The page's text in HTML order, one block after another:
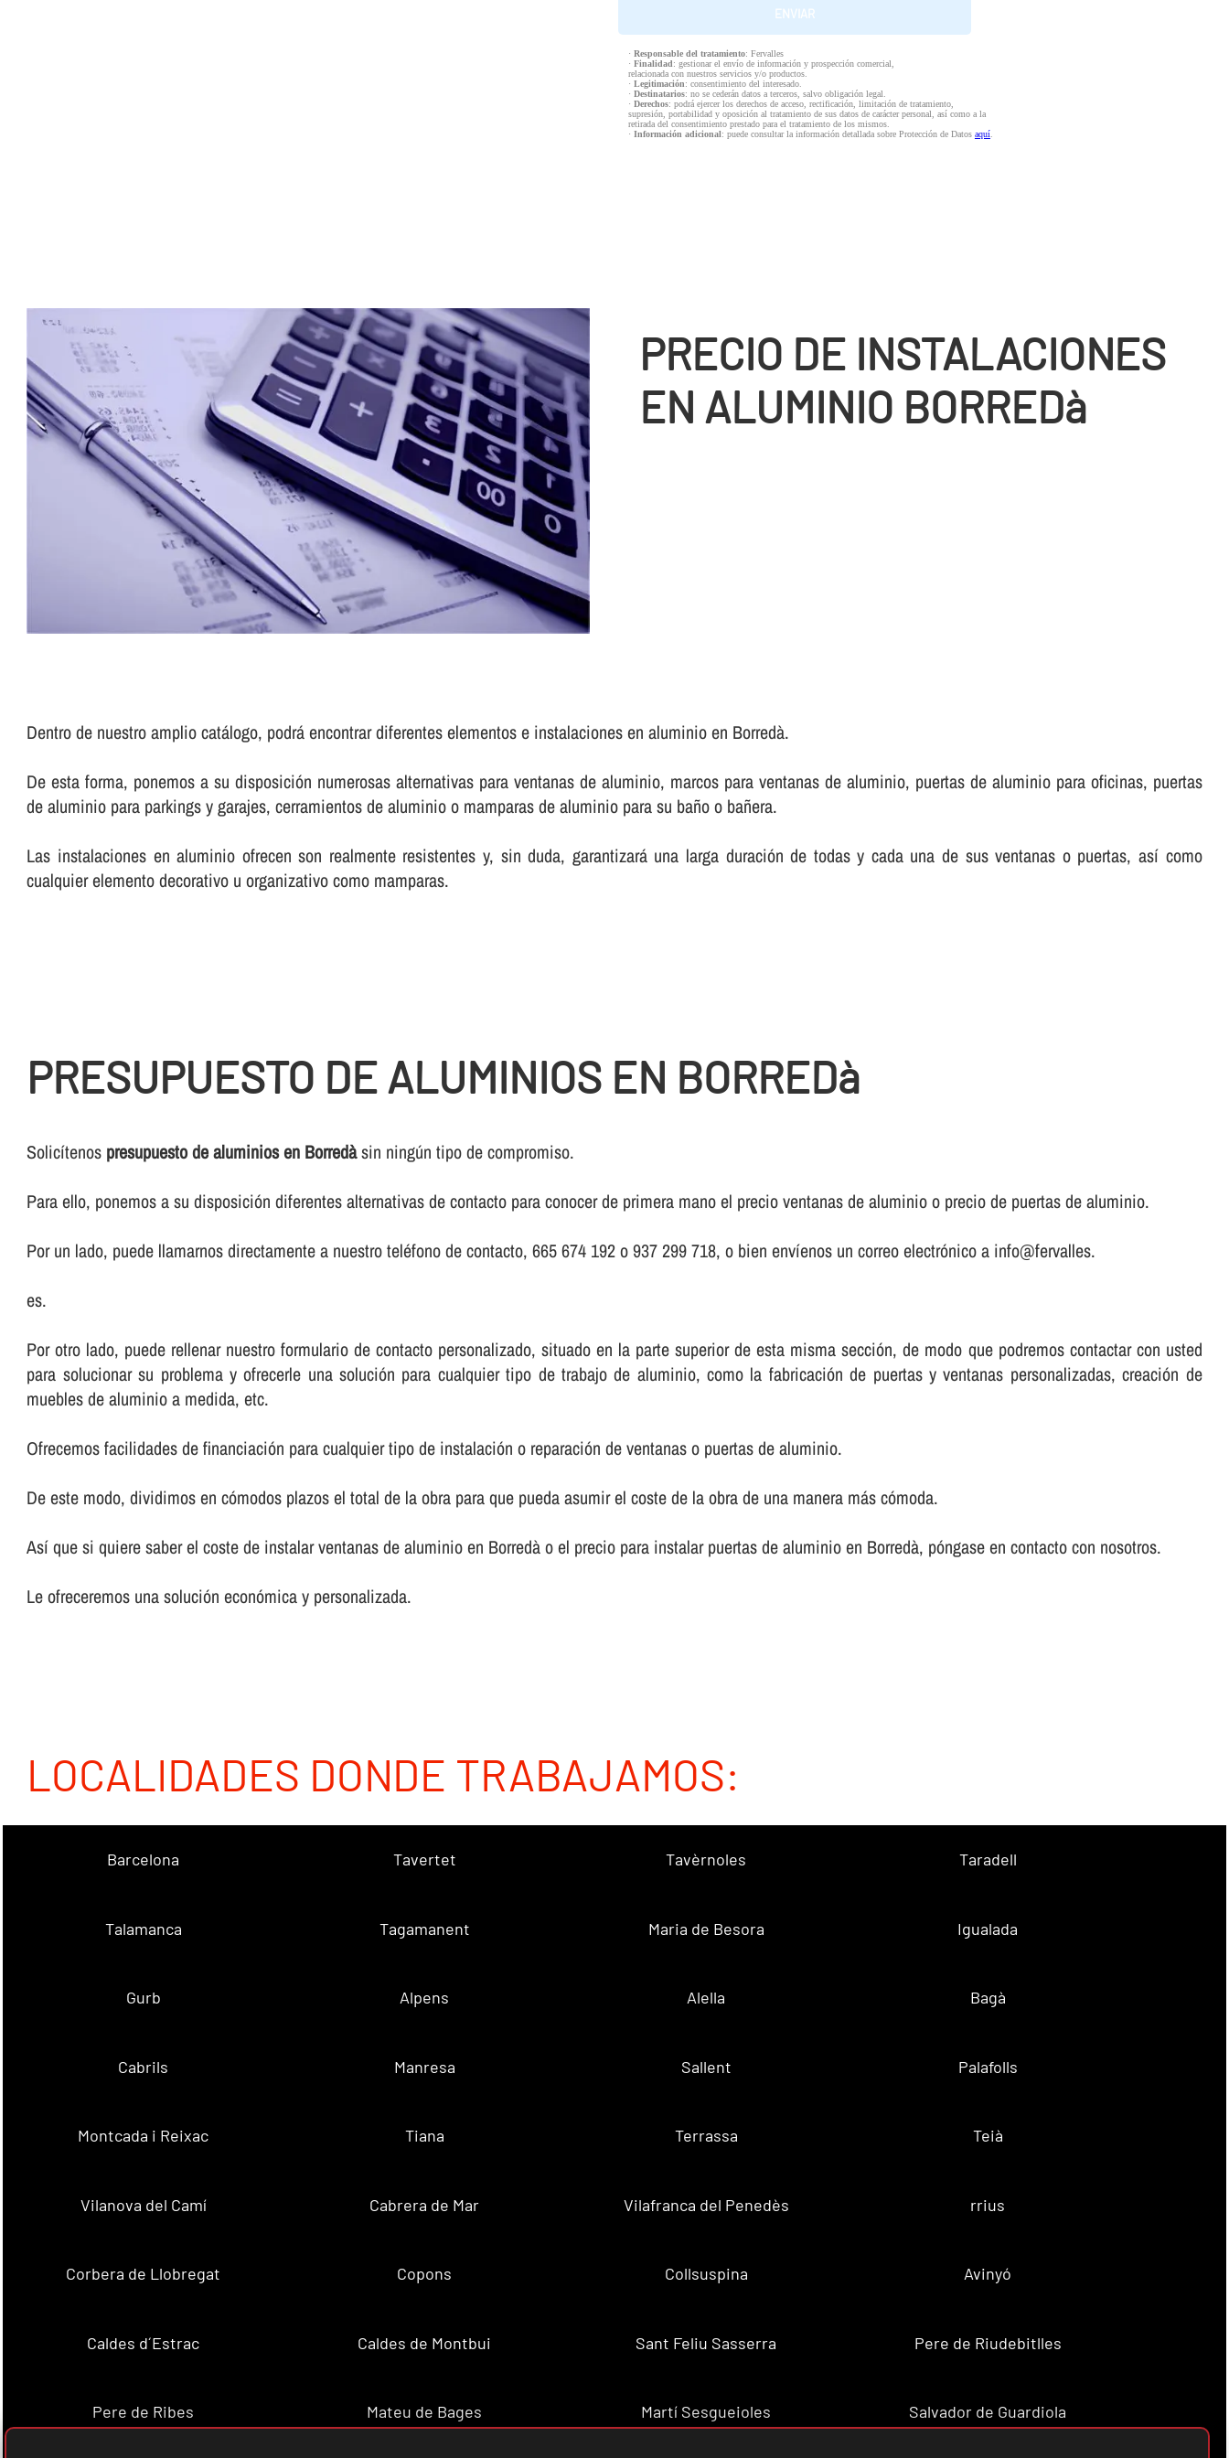
· Responsable del tratamiento: Fervalles
· Finalidad: gestionar el envío de información y prospección comercial,
relacionada con nuestros servicios y/o productos.
· Legitimación: consentimiento del interesado.
· Destinatarios: no se cederán datos a terceros, salvo obligación legal.
· Derechos: podrá ejercer los derechos de acceso, rectificación, limitación de tratamiento,
supresión, portabilidad y oposición al tratamiento de sus datos de carácter personal, así como a la
retirada del consentimiento prestado para el tratamiento de los mismos.
· Información adicional: puede consultar la información detallada sobre Protección de Datos aquí.
PRECIO DE INSTALACIONES
EN ALUMINIO BORREDà
Dentro de nuestro amplio catálogo, podrá encontrar diferentes elementos e instalaciones en aluminio en Borredà.
De esta forma, ponemos a su disposición numerosas alternativas para ventanas de aluminio, marcos para ventanas de aluminio, puertas de aluminio para oficinas, puertas
de aluminio para parkings y garajes, cerramientos de aluminio o mamparas de aluminio para su baño o bañera.
Las instalaciones en aluminio ofrecen son realmente resistentes y, sin duda, garantizará una larga duración de todas y cada una de sus ventanas o puertas, así­ como
cualquier elemento decorativo u organizativo como mamparas.
PRESUPUESTO DE ALUMINIOS EN BORREDà
Solicí­tenos presupuesto de aluminios en Borredàsin ningún tipo de compromiso.
Para ello, ponemos a su disposición diferentes alternativas de contacto para conocer de primera mano el precio ventanas de aluminio o precio de puertas de aluminio.
Por un lado, puede llamarnos directamente a nuestro teléfono de contacto, 665 674 192 o 937 299 718, o bien enví­enos un correo electrónico a info@fervalles.
es.
Por otro lado, puede rellenar nuestro formulario de contacto personalizado, situado en la parte superior de esta misma sección, de modo que podremos contactar con usted
para solucionar su problema y ofrecerle una solución para cualquier tipo de trabajo de aluminio, como la fabricación de puertas y ventanas personalizadas, creación de
muebles de aluminio a medida, etc.
Ofrecemos facilidades de financiación para cualquier tipo de instalación o reparación de ventanas o puertas de aluminio.
De este modo, dividimos en cómodos plazos el total de la obra para que pueda asumir el coste de la obra de una manera más cómoda.
Así­ que si quiere saber el coste de instalar ventanas de aluminio en Borredà o el precio para instalar puertas de aluminio en Borredà, póngase en contacto con nosotros.
Le ofreceremos una solución económica y personalizada.
LOCALIDADES DONDE TRABAJAMOS:
Barcelona Tavertet Tavèrnoles Taradell
Talamanca Tagamanent Maria de Besora Igualada
Gurb Alpens Alella Bagà
Cabrils Manresa Sallent Palafolls
Montcada i Reixac Tiana Terrassa Teià
Vilanova del Camí Cabrera de Mar Vilafranca del Penedès rrius
Corbera de Llobregat Copons Collsuspina Avinyó
Caldes d´Estrac Caldes de Montbui Sant Feliu Sasserra Pere de Riudebitlles
Pere de Ribes Mateu de Bages Martí Sesgueioles Salvador de Guardiola